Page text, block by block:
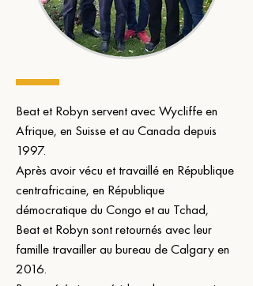
Beat et Robyn servent avec Wycliffe en
Afrique, en Suisse et au Canada depuis
1997.
Après avoir vécu et travaillé en République
centrafricaine, en République
démocratique du Congo et au Tchad,
Beat et Robyn sont retournés avec leur
famille travailler au bureau de Calgary en
2016.